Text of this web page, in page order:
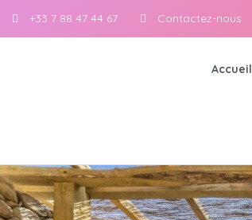
+33 7 88 47 44 67 Contactez-nous
Accueil